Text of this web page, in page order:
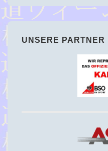
UNSERE PARTNER